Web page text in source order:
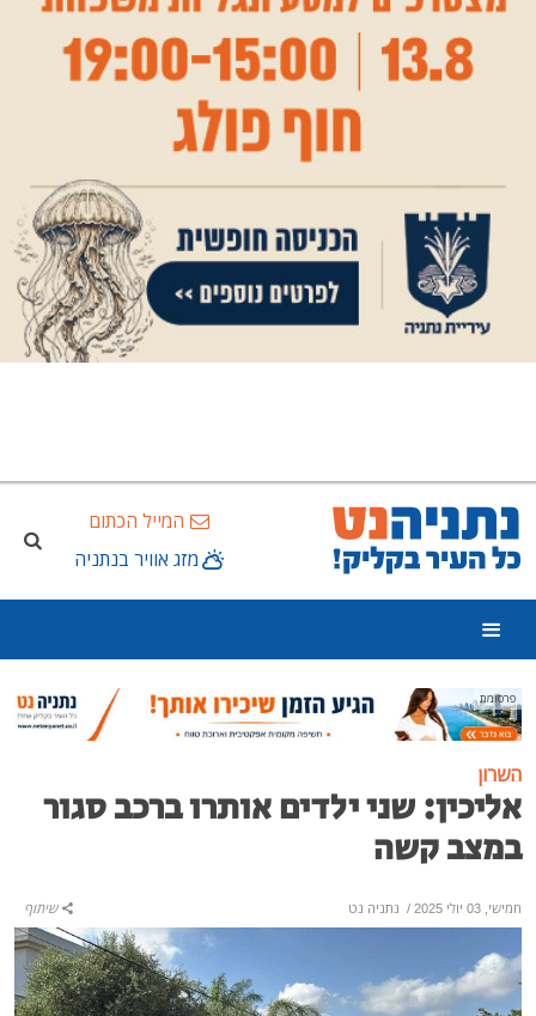
המייל הכתום
מזג אוויר בנתניה
פרסומת
השרון
אליכין: שני ילדים אותרו ברכב סגור
במצב קשה
חמישי, 03 יולי 2025 / נתניה נט שיתוף